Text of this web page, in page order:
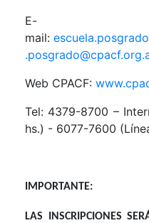
E-
mail:
Web CPACF:
Tel: 4379-8700 –
hs.) - 6077-7600
IMPORTANTE:
LAS INSCRIPCIONES